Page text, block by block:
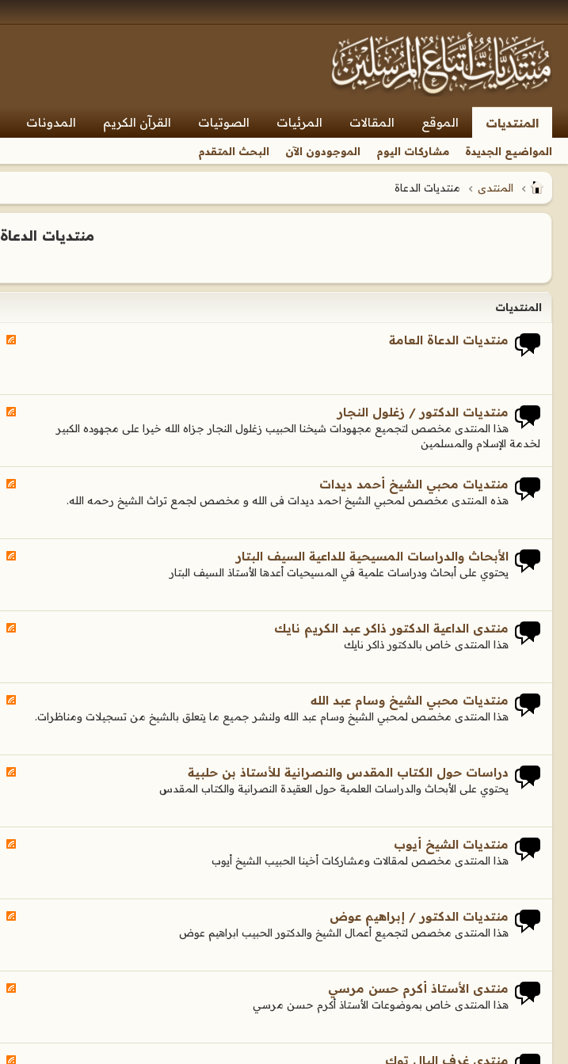
المنتديات الموقع المقالات المرئيات الصوتيات القرآن الكريم المدونات
المواضيع الجديدة مشاركات اليوم الموجودون الآن البحث المتقدم
المنتدى منتديات الدعاة
منتديات الدعاة
المنتديات
منتديات الدعاة العامة
منتديات الدكتور / زغلول النجار
هذا المنتدى مخصص لتجميع مجهودات شيخنا الحبيب زغلول النجار جزاه الله خيرا على مجهوده الكبير
لخدمة الإسلام والمسلمين
منتديات محبي الشيخ أحمد ديدات
هذه المنتدى مخصص لمحبي الشيخ احمد ديدات فى الله و مخصص لجمع تراث الشيخ رحمه الله.
الأبحاث والدراسات المسيحية للداعية السيف البتار
يحتوي على أبحاث ودراسات علمية في المسيحيات أعدها الأستاذ السيف البتار
منتدى الداعية الدكتور ذاكر عبد الكريم نايك
هذا المنتدى خاص بالدكتور ذاكر نايك
منتديات محبي الشيخ وسام عبد الله
هذا المنتدى مخصص لمحبي الشيخ وسام عبد الله ولنشر جميع ما يتعلق بالشيخ من تسجيلات ومناظرات.
دراسات حول الكتاب المقدس والنصرانية للأستاذ بن حلبية
يحتوي على الأبحاث والدراسات العلمية حول العقيدة النصرانية والكتاب المقدس
منتديات الشيخ أيوب
هذا المنتدى مخصص لمقالات ومشاركات أخينا الحبيب الشيخ أيوب
منتديات الدكتور / إبراهيم عوض
هذا المنتدى مخصص لتجميع أعمال الشيخ والدكتور الحبيب ابراهيم عوض
منتدى الأستاذ أكرم حسن مرسي
هذا المنتدى خاص بموضوعات الأستاذ أكرم حسن مرسي
منتدى غرف البال توك